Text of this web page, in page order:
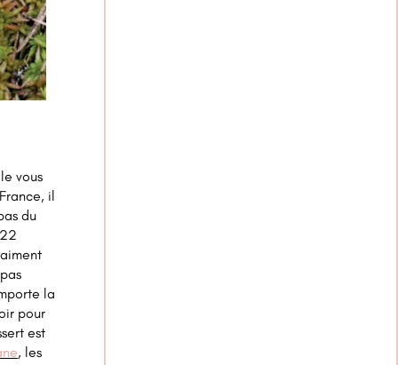
vous
il
du
la
pour
est
, les